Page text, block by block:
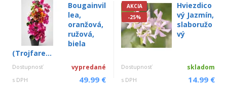
Bougainvil
lea,
oranžová,
ružová,
biela
(Trojfare...
Dostupnosť vypredané
s DPH 49.99 €
AKCIA
-25%
Hviezdico
vý Jazmín,
slaboružo
vý
Dostupnosť skladom
s DPH 14.99 €